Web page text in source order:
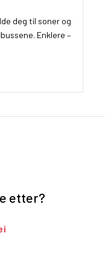
deg til soner og
Enklere –
etter?